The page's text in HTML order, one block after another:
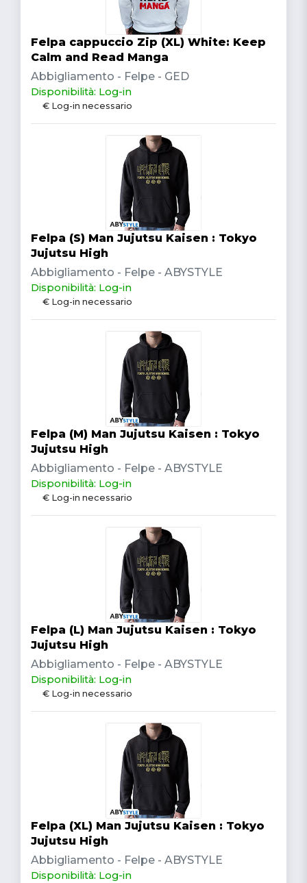
Felpa cappuccio Zip (XL) White: Keep
Calm and Read Manga
Abbigliamento - Felpe - GED
Disponibilità: Log-in
€ Log-in necessario
Felpa (S) Man Jujutsu Kaisen : Tokyo
Jujutsu High
Abbigliamento - Felpe - ABYSTYLE
Disponibilità: Log-in
€ Log-in necessario
Felpa (M) Man Jujutsu Kaisen : Tokyo
Jujutsu High
Abbigliamento - Felpe - ABYSTYLE
Disponibilità: Log-in
€ Log-in necessario
Felpa (L) Man Jujutsu Kaisen : Tokyo
Jujutsu High
Abbigliamento - Felpe - ABYSTYLE
Disponibilità: Log-in
€ Log-in necessario
Felpa (XL) Man Jujutsu Kaisen : Tokyo
Jujutsu High
Abbigliamento - Felpe - ABYSTYLE
Disponibilità: Log-in